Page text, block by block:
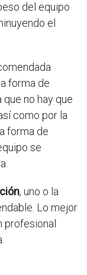
del equipo
el
forma de
no hay que
como por la
forma de
se
, uno o la
Lo mejor
profesional